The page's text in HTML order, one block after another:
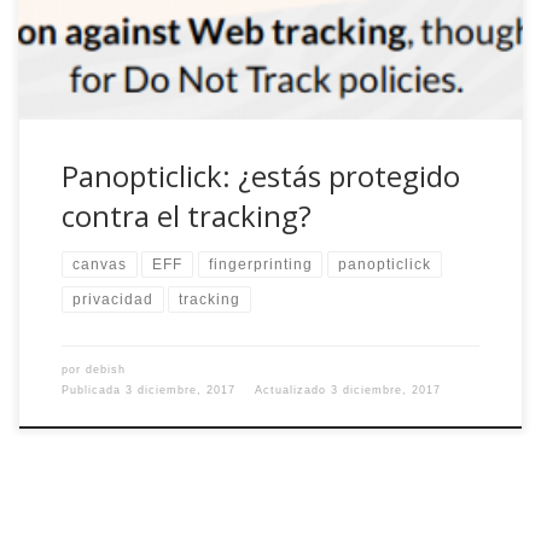
Panopticlick: ¿estás protegido
contra el tracking?
canvas EFF fingerprinting panopticlick
privacidad tracking
por debish
Publicada 3 diciembre, 2017 Actualizado 3 diciembre, 2017